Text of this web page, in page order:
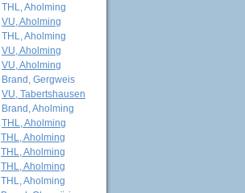
THL, Aholming
VU, Aholming
THL, Aholming
VU, Aholming
VU, Aholming
Brand, Gergweis
VU, Tabertshausen
Brand, Aholming
THL, Aholming
THL, Aholming
THL, Aholming
THL, Aholming
THL, Aholming